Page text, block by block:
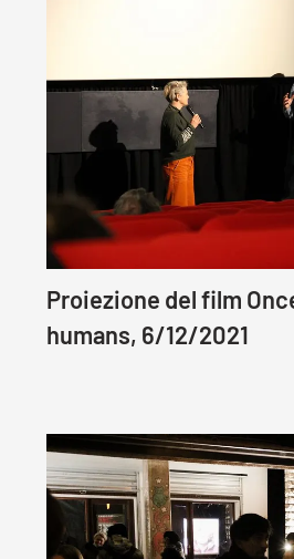
Proiezione del film
humans, 6/12/2021